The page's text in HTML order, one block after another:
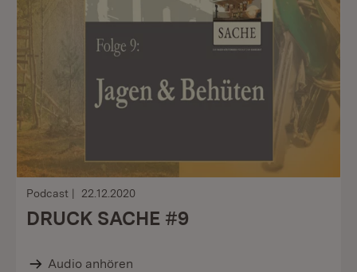
Podcast 22.12.2020
DRUCK SACHE #9
Audio anhören